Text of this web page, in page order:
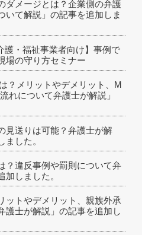
ダメージとは？企業側の弁護
いて解説」の記事を追加しま
護・福祉事業者向け】事例で
場の守り方セミナー
？メリットやデメリット、M
れについて弁護士が解説」
見送りは可能？弁護士が解
ました。
？違反事例や罰則について弁
加しました。
ットやデメリット、親族外承
護士が解説」の記事を追加し